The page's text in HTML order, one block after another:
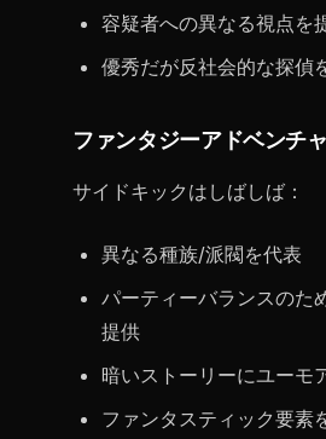
容疑者への異なる視点を
優秀だが反社会的な探偵
ファンタジーアドベンチ
サイドキックはしばしば：
異なる種族/派閥を代表
パーティーバランスのた
提供
暗いストーリーにユーモ
ファンタスティック要素